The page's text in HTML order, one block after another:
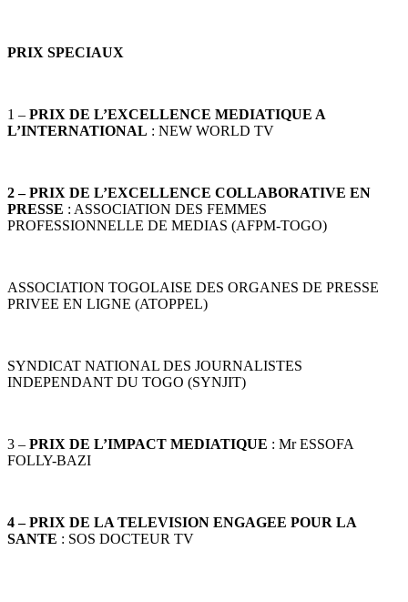
PRIX SPECIAUX
1 – PRIX DE L’EXCELLENCE MEDIATIQUE A
L’INTERNATIONAL : NEW WORLD TV
2 – PRIX DE L’EXCELLENCE COLLABORATIVE EN
PRESSE : ASSOCIATION DES FEMMES
PROFESSIONNELLE DE MEDIAS (AFPM-TOGO)
ASSOCIATION TOGOLAISE DES ORGANES DE PRESSE
PRIVEE EN LIGNE (ATOPPEL)
SYNDICAT NATIONAL DES JOURNALISTES
INDEPENDANT DU TOGO (SYNJIT)
3 – PRIX DE L’IMPACT MEDIATIQUE : Mr ESSOFA
FOLLY-BAZI
4 – PRIX DE LA TELEVISION ENGAGEE POUR LA
SANTE : SOS DOCTEUR TV